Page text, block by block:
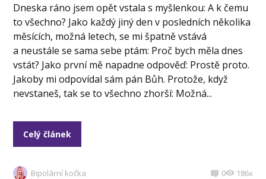
Dneska ráno jsem opět vstala s myšlenkou: A k čemu
to všechno? Jako každý jiný den v posledních několika
měsících, možná letech, se mi špatně vstává
a neustále se sama sebe ptám: Proč bych měla dnes
vstát? Jako první mě napadne odpověď: Prostě proto.
Jakoby mi odpovídal sám pán Bůh. Protože, když
nevstaneš, tak se to všechno zhorší: Možná...
Celý článek
Bipolární kočka 0 186x